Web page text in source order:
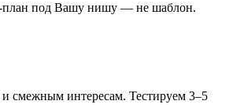
план под Вашу нишу — не шаблон.
смежным интересам. Тестируем 3–5